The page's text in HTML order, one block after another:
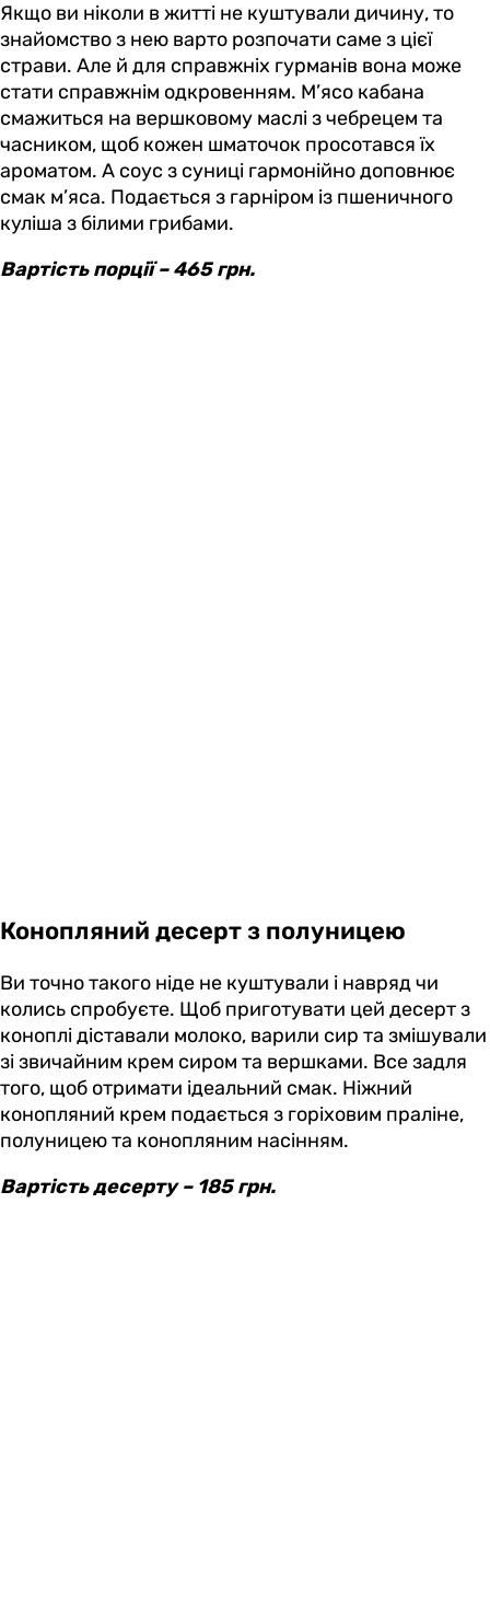
Якщо ви ніколи в житті не куштували дичину, то
знайомство з нею варто розпочати саме з цієї
страви. Але й для справжніх гурманів вона може
стати справжнім одкровенням. М’ясо кабана
смажиться на вершковому маслі з чебрецем та
часником, щоб кожен шматочок просотався їх
ароматом. А соус з суниці гармонійно доповнює
смак м’яса. Подається з гарніром із пшеничного
куліша з білими грибами.
Вартість порції – 465 грн.
Конопляний десерт з полуницею
Ви точно такого ніде не куштували і навряд чи
колись спробуєте. Щоб приготувати цей десерт з
коноплі діставали молоко, варили сир та змішували
зі звичайним крем сиром та вершками. Все задля
того, щоб отримати ідеальний смак. Ніжний
конопляний крем подається з горіховим праліне,
полуницею та конопляним насінням.
Вартість десерту – 185 грн.